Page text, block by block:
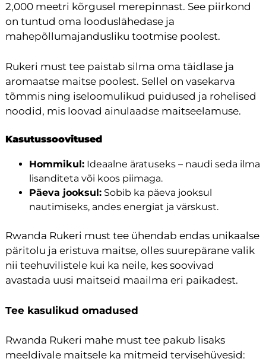
2,000 meetri kõrgusel merepinnast. See piirkond
on tuntud oma looduslähedase ja
mahepõllumajandusliku tootmise poolest.
Rukeri must tee paistab silma oma täidlase ja
aromaatse maitse poolest. Sellel on vasekarva
tõmmis ning iseloomulikud puidused ja rohelised
noodid, mis loovad ainulaadse maitseelamuse.
Kasutussoovitused
Hommikul:Ideaalne äratuseks – naudi seda ilma
lisanditeta või koos piimaga.
Päeva jooksul:Sobib ka päeva jooksul
nautimiseks, andes energiat ja värskust.
Rwanda Rukeri must tee ühendab endas unikaalse
päritolu ja eristuva maitse, olles suurepärane valik
nii teehuvilistele kui ka neile, kes soovivad
avastada uusi maitseid maailma eri paikadest.
Tee kasulikud omadused
Rwanda Rukeri mahe must tee pakub lisaks
meeldivale maitsele ka mitmeid tervisehüvesid: